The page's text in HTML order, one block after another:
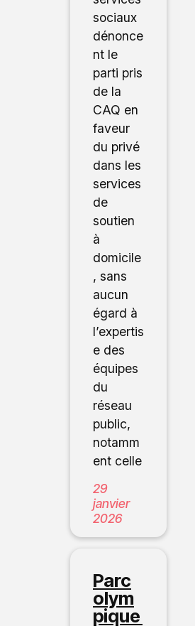
sociaux
dénonce
nt le
parti pris
de la
CAQ en
faveur
du privé
dans les
services
de
soutien
à
domicile
, sans
aucun
égard à
l’expertis
e des
équipes
du
réseau
public,
notamm
ent celle
29
janvier
2026
Parc
olym
pique